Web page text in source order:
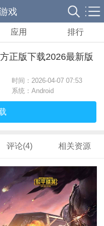
戏
应用 排行
正版下载2026最新版
时间：2026-04-07 07:53
系统：Android
评论(4) 相关资源